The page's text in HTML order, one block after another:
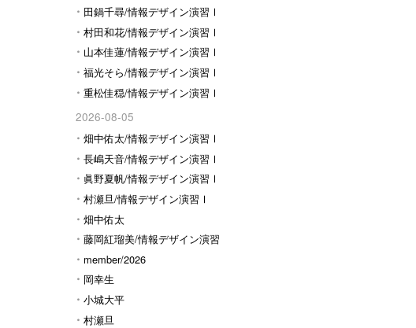
田鍋千尋/情報デザイン演習Ⅰ
村田和花/情報デザイン演習Ⅰ
山本佳蓮/情報デザイン演習Ⅰ
福光そら/情報デザイン演習Ⅰ
重松佳穏/情報デザイン演習Ⅰ
2026-08-05
畑中佑太/情報デザイン演習Ⅰ
長嶋天音/情報デザイン演習Ⅰ
眞野夏帆/情報デザイン演習Ⅰ
村瀬旦/情報デザイン演習Ⅰ
畑中佑太
藤岡紅瑠美/情報デザイン演習
Ⅰ member/2026
岡幸生
小城大平
村瀬旦